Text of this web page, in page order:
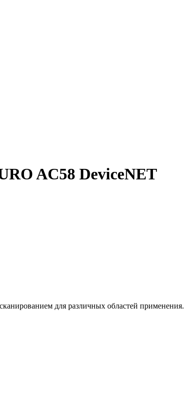
AC58 DeviceNET
для различных областей применения.